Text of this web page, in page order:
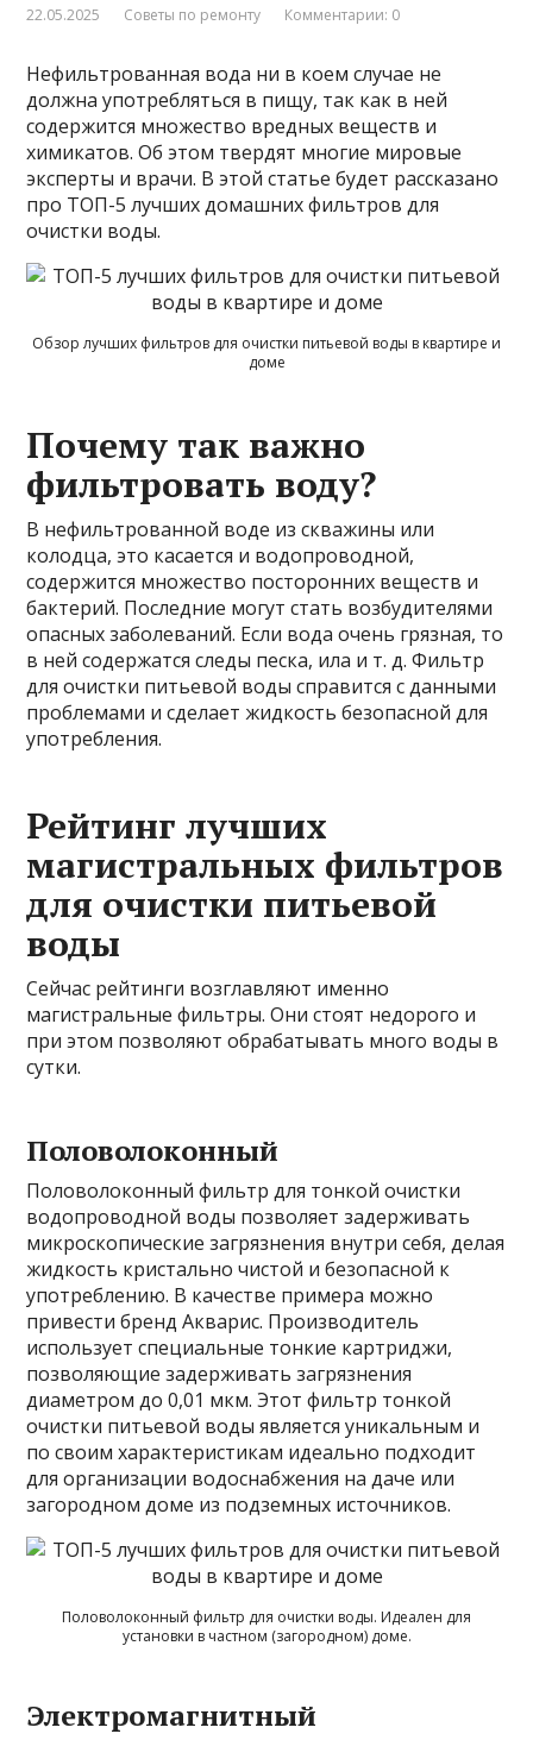
22.05.2025 Советы по ремонту Комментарии: 0
Нефильтрованная вода ни в коем случае не
должна употребляться в пищу, так как в ней
содержится множество вредных веществ и
химикатов. Об этом твердят многие мировые
эксперты и врачи. В этой статье будет рассказано
про ТОП-5 лучших домашних фильтров для
очистки воды.
Обзор лучших фильтров для очистки питьевой воды в квартире и
доме
Почему так важно
фильтровать воду?
В нефильтрованной воде из скважины или
колодца, это касается и водопроводной,
содержится множество посторонних веществ и
бактерий. Последние могут стать возбудителями
опасных заболеваний. Если вода очень грязная, то
в ней содержатся следы песка, ила и т. д. Фильтр
для очистки питьевой воды справится с данными
проблемами и сделает жидкость безопасной для
употребления.
Рейтинг лучших
магистральных фильтров
для очистки питьевой
воды
Сейчас рейтинги возглавляют именно
магистральные фильтры. Они стоят недорого и
при этом позволяют обрабатывать много воды в
сутки.
Половолоконный
Половолоконный фильтр для тонкой очистки
водопроводной воды позволяет задерживать
микроскопические загрязнения внутри себя, делая
жидкость кристально чистой и безопасной к
употреблению. В качестве примера можно
привести бренд Акварис. Производитель
использует специальные тонкие картриджи,
позволяющие задерживать загрязнения
диаметром до 0,01 мкм. Этот фильтр тонкой
очистки питьевой воды является уникальным и
по своим характеристикам идеально подходит
для организации водоснабжения на даче или
загородном доме из подземных источников.
Половолоконный фильтр для очистки воды. Идеален для
установки в частном (загородном) доме.
Электромагнитный